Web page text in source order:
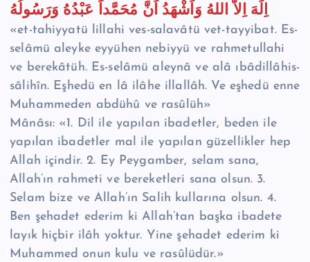
اِلَهَ اِلاَّ اللهُ وَاَشْهَدُ اَنَّ مُحَمَّداً عَبْدُهُ وَرَسُولُهُ
«et-tahiyyatü lillahi ves-salavâtü vet-tayyibat. Es-
selâmü aleyke eyyühen nebiyyü ve rahmetullahi
ve berekâtüh. Es-selâmü aleynâ ve alâ ıbâdillâhis-
sâlihîn. Eşhedü en lâ ilâhe illallâh. Ve eşhedü enne
Muhammeden abdühû ve rasûlüh»
Mânâsı: «1. Dil ile yapılan ibadetler, beden ile
yapılan ibadetler mal ile yapılan güzellikler hep
Allah içindir. 2. Ey Peygamber, selam sana,
Allah’ın rahmeti ve bereketleri sana olsun. 3.
Selam bize ve Allah’ın Salih kullarına olsun. 4.
Ben şehadet ederim ki Allah’tan başka ibadete
layık hiçbir ilâh yoktur. Yine şehadet ederim ki
Muhammed onun kulu ve rasûlüdür.»